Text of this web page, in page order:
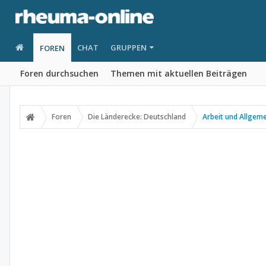
FOREN
Foren durchsuchen Themen mit aktuellen Beiträgen
CHAT GRUPPEN
Foren Die Länderecke: Deutschland Arbeit und